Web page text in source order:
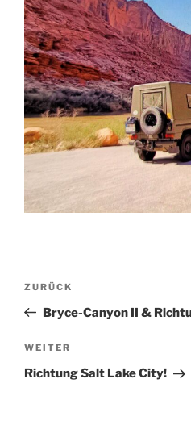
Beitragsnavigation
Vorheriger
Beitrag
ZURÜCK
Bryce-Canyon II &
Nächster
Beitrag
WEITER
Richtung Salt Lake City!